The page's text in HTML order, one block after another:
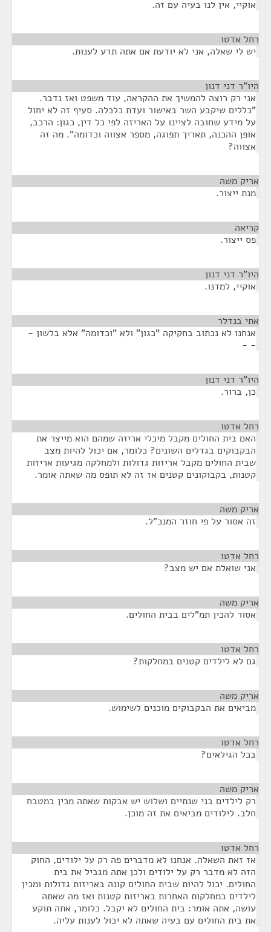
אוקיי, אין לנו בעיה עם זה.
רחל אדטו
יש לי שאלה, אני לא יודעת אם אתה תדע לענות.
היו"ר דני דנון
אני רק רוצה להמשיך את ההקראה, עוד משפט ואז נדבר.
"כללים שיקבע השר באישור ועדת כלכלה. סעיף זה לא יחול
על מידע שחובה לציינו על האריזה לפי כל דין, כגון: הרכב,
אופן ההכנה, תאריך תפוגה, מספר אצווה וכדומה". מה זה
אצווה?
אריק משה
מנת ייצור.
קריאה
פס ייצור.
היו"ר דני דנון
אוקיי, למדנו.
אתי בנדלר
אנחנו לא נכתוב בחקיקה "כגון" ולא "וכדומה" אלא בלשון -
- -
היו"ר דני דנון
כן, ברור.
רחל אדטו
האם בית החולים מקבל מיכלי אריזה שמהם הוא מייצר את
הבקבוקים בגדלים השונים? כלומר, אם יכול להיות מצב
שבית החולים מקבל אריזות גדולות ולמחלקה מגיעות אריזות
קטנות, בקבוקונים קטנים אז זה לא תופס מה שאתה אומר.
אריק משה
זה אסור על פי חוזר המנכ"ל.
רחל אדטו
אני שואלת אם יש מצב?
אריק משה
אסור להכין תמ"לים בבית החולים.
רחל אדטו
גם לא לילדים קטנים במחלקות?
אריק משה
מביאים את הבקבוקים מוכנים לשימוש.
רחל אדטו
בכל הגילאים?
אריק משה
רק לילדים בני שנתיים ושלוש יש אבקות שאתה מכין במטבח
חלב. לילודים מביאים את זה מוכן.
רחל אדטו
אז זאת השאלה. אנחנו לא מדברים פה רק על ילודים, החוק
הזה לא מדבר רק על ילודים ולכן אתה מגביל את בית
החולים. יכול להיות שבית החולים קונה באריזות גדולות ומכין
לילדים במחלקות האחרות באריזות קטנות ואז מה שאתה
עושה, אתה אומר: בית החולים לא יקבל. כלומר, אתה תוקע
את בית החולים עם בעיה שאתה לא יכול לענות עליה.